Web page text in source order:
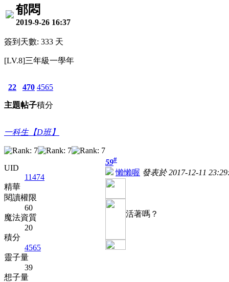
郁悶
2019-9-26 16:37
簽到天數: 333 天
[LV.8]三年級一學年
22
主題
470
帖子
4565
積分
一科生【D班】
UID
11474
精華
閱讀權限
60
魔法資質
20
積分
4565
靈子量
39
想子量
59#
懶懶喔 發表於 2017-12-11
活著